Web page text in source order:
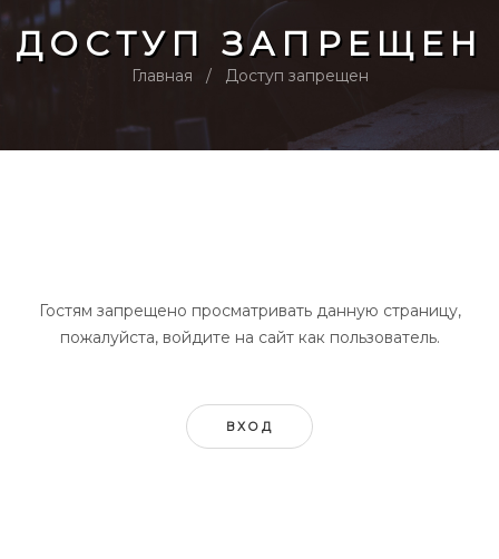
ДОСТУП ЗАПРЕЩЕН
Главная Доступ запрещен
Гостям запрещено просматривать данную страницу,
пожалуйста, войдите на сайт как пользователь.
ВХОД